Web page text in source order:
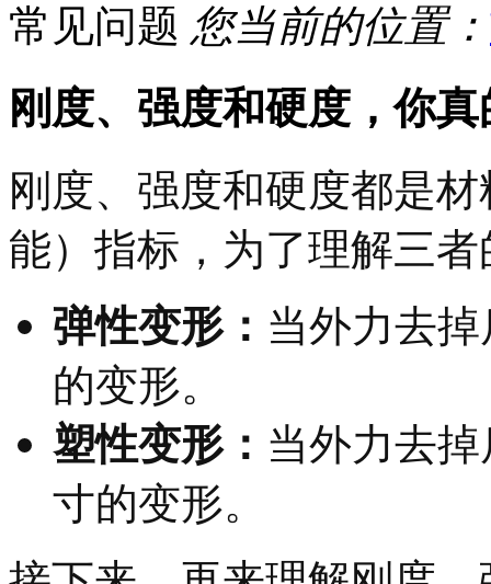
常见问题 您当前的位置：
刚度、强度和硬度，你
刚度、强度和硬度都是
能）指标，为了理解三
弹性变形： 当外力去
的变形。
塑性变形： 当外力去
寸的变形。